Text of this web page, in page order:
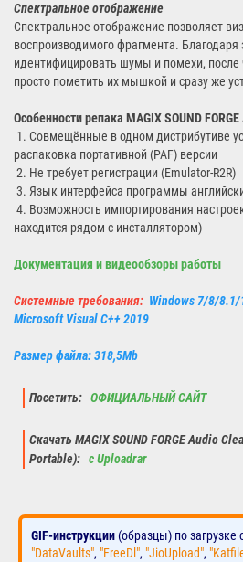
Спектральное отображение
Спектральное отображение позволяет
воспроизводимого фрагмента.
идентифицировать шумы и помехи, после
просто пометить их мышкой и сразу же
Особенности репака MAGIX SOUND
1. Совмещённые в одном дистрибутиве
распаковка портативной (PAF) версии
2. Не требует регистрации (Emulator-R2R)
3. Язык интерфейса программы
4. Возможность импортирования
находится рядом с инсталлятором)
Документация и видеообзоры работы
Системные требования: Windows 7/8/
Microsoft Visual C++ 2019
Размер файла: 318,5Mb
Посетить: ОФИЦИАЛЬНЫЙ САЙТ
Скачать MAGIX SOUND FORGE Audio
Portable): с Uploadrar
GIF-инструкции (образцы) по загрузке
"DataVaults", "FreeDl", "JioUpload",